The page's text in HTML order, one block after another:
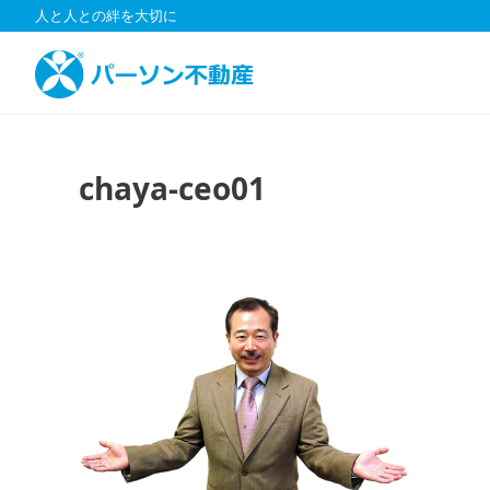
ン
人と人との絆を大切に
chaya-ceo01